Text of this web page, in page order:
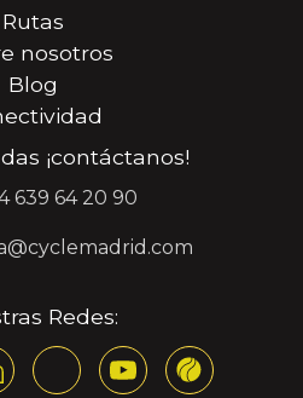
Rutas
nosotros
Blog
¡contáctanos!
639 64 20 90
Redes: